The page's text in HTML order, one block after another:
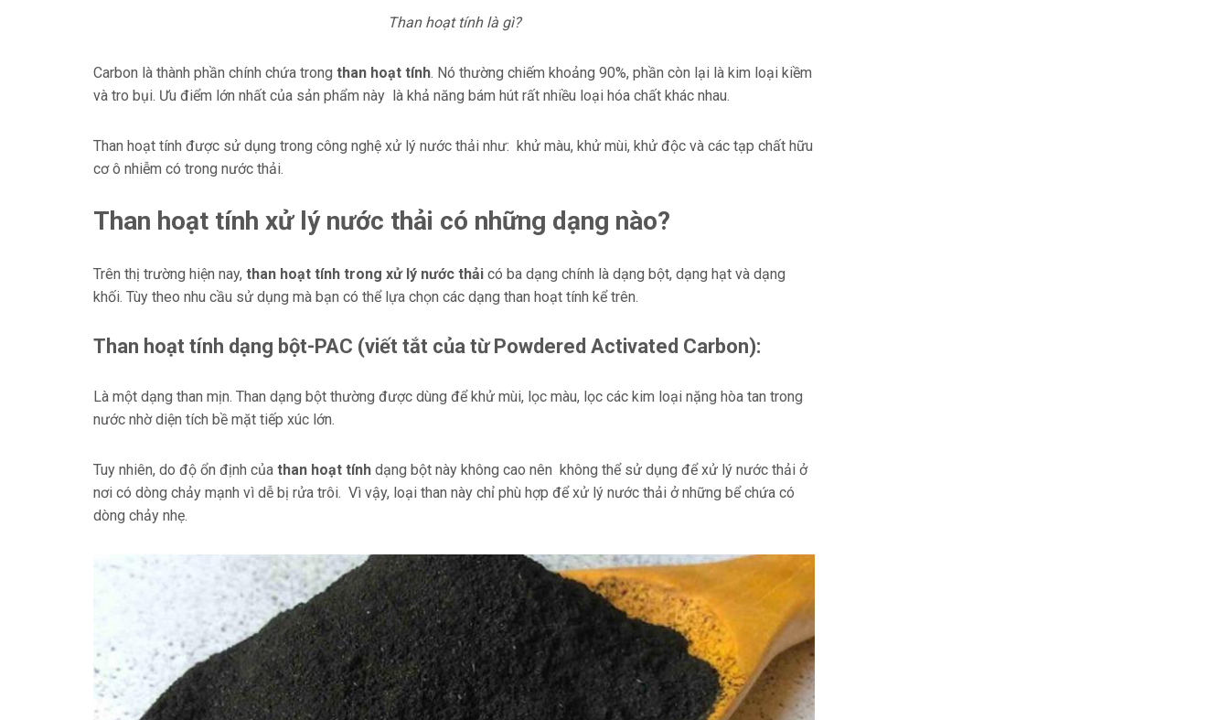
Than hoạt tính là gì?
Carbon là thành phần chính chứa trong than hoạt tính. Nó thường chiếm khoảng 90%, phần còn lại là kim loại kiềm
và tro bụi. Ưu điểm lớn nhất của sản phẩm này là khả năng bám hút rất nhiều loại hóa chất khác nhau.
Than hoạt tính được sử dụng trong công nghệ xử lý nước thải như: khử màu, khử mùi, khử độc và các tạp chất hữu
cơ ô nhiễm có trong nước thải.
Than hoạt tính xử lý nước thải có những dạng nào?
Trên thị trường hiện nay, than hoạt tính trong xử lý nước thải có ba dạng chính là dạng bột, dạng hạt và dạng
khối. Tùy theo nhu cầu sử dụng mà bạn có thể lựa chọn các dạng than hoạt tính kể trên.
Than hoạt tính dạng bột-PAC (viết tắt của từ Powdered Activated Carbon):
Là một dạng than mịn. Than dạng bột thường được dùng để khử mùi, lọc màu, lọc các kim loại nặng hòa tan trong
nước nhờ diện tích bề mặt tiếp xúc lớn.
Tuy nhiên, do độ ổn định của than hoạt tính dạng bột này không cao nên không thể sử dụng để xử lý nước thải ở
nơi có dòng chảy mạnh vì dễ bị rửa trôi. Vì vậy, loại than này chỉ phù hợp để xử lý nước thải ở những bể chứa có
dòng chảy nhẹ.